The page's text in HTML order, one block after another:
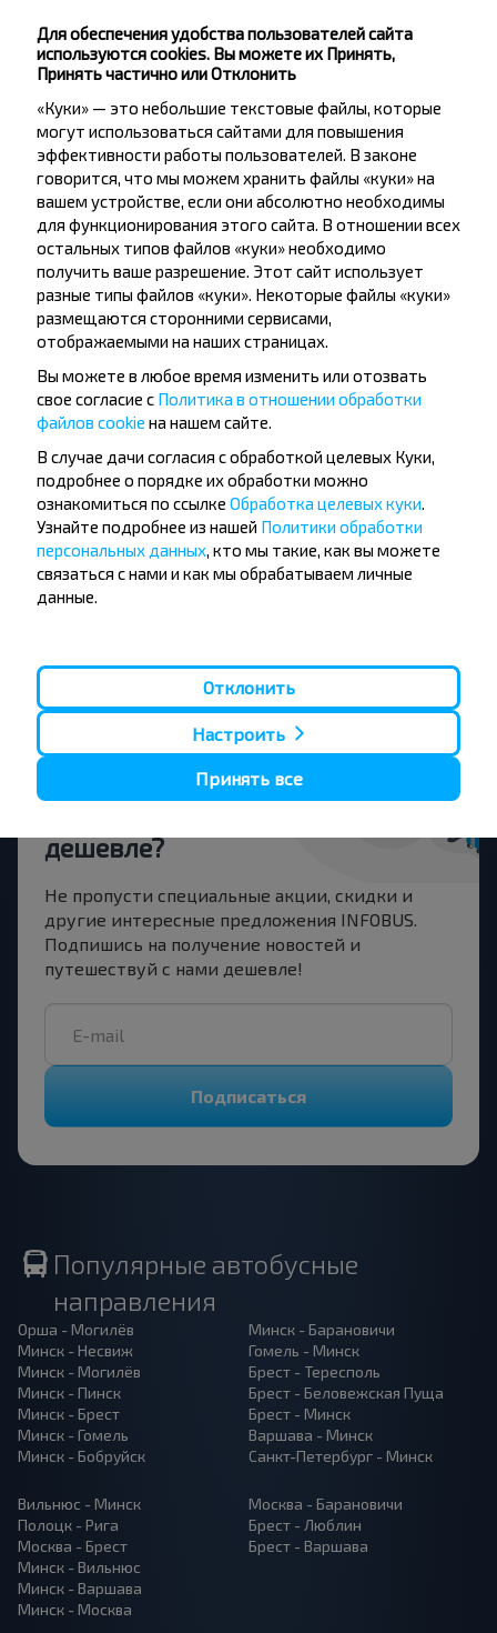
Поставы
Купить
Мядель
Поставы
Купить
Лучшие маршруты из Плявиняс
Плявиняс
Минск
Купить
Плявиняс
Молодечно
Купить
Плявиняс
Мядель
Купить
Плявиняс
путешествовать
дешевле?
Не пропусти специальные акции, скидки и
другие интересные предложения INFOBUS.
Подпишись на получение новостей и
путешествуй с нами дешевле!
Подписаться
Популярные автобусные
направления
Орша - Могилёв
Минск - Несвиж
Минск - Могилёв
Минск - Пинск
Минск - Брест
Минск - Гомель
Минск - Бобруйск
Минск - Барановичи
Гомель - Минск
Брест - Тересполь
Брест - Беловежская Пуща
Брест - Минск
Варшава - Минск
Санкт-Петербург - Минск
Вильнюс - Минск
Полоцк - Рига
Москва - Брест
Минск - Вильнюс
Минск - Варшава
Минск - Москва
Москва - Барановичи
Брест - Люблин
Брест - Варшава
Для обеспечения удобства пользователей сайта
используются cookies. Вы можете их Принять,
Принять частично или Отклонить
«Куки» — это небольшие текстовые файлы, которые
могут использоваться сайтами для повышения
эффективности работы пользователей. В законе
говорится, что мы можем хранить файлы «куки» на
вашем устройстве, если они абсолютно необходимы
для функционирования этого сайта. В отношении всех
остальных типов файлов «куки» необходимо
получить ваше разрешение. Этот сайт использует
разные типы файлов «куки». Некоторые файлы «куки»
размещаются сторонними сервисами,
отображаемыми на наших страницах.
Вы можете в любое время изменить или отозвать
свое согласие с Политика в отношении обработки
файлов cookie на нашем сайте.
В случае дачи согласия с обработкой целевых Куки,
подробнее о порядке их обработки можно
ознакомиться по ссылке Обработка целевых куки
Узнайте подробнее из нашей Политики обработки
персональных данных , кто мы такие, как вы можете
связаться с нами и как мы обрабатываем личные
данные.
Отклонить
Настроить
Принять все